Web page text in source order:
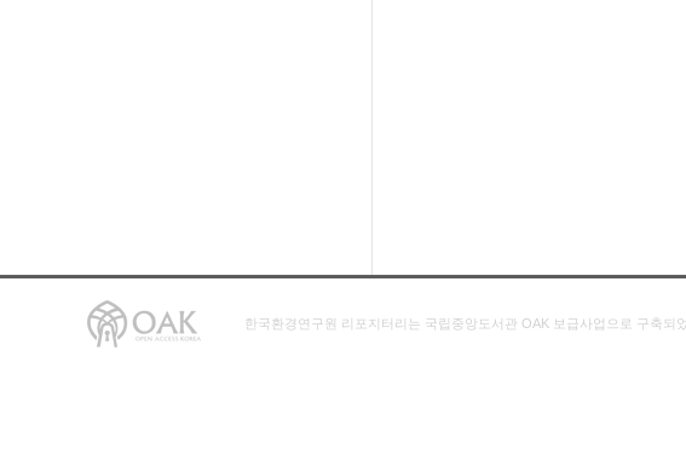
한국환경연구원 리포지터리는 국립중앙도서관 OAK 보급사업으로 구축되